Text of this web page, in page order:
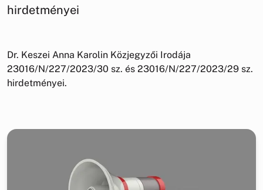
hirdetményei
Dr. Keszei Anna Karolin Közjegyzői Irodája
23016/N/227/2023/30 sz. és 23016/N/227/2023/29 sz.
hirdetményei.